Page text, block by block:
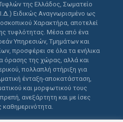
της Ελλάδος, Σωματείο
Ειδικώς Αναγνωρισμένο ως
Χαρακτήρα, αποτελεί
τυφλότητας. Μέσα από ένα
Υπηρεσιών, Τμημάτων και
προσφέρει σε όλα τα ενήλικα
όρασης της χώρας, αλλά και
πολλαπλή στήριξη για
ένταξη-αποκατάσταση,
και μορφωτικού τους
ανεξάρτητη και με ίσες
καθημερινότητα.